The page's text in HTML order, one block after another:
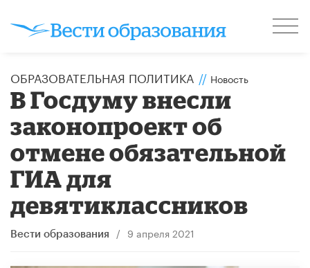
ОБРАЗОВАТЕЛЬНАЯ ПОЛИТИКА // Новость
В Госдуму внесли
законопроект об
отмене обязательной
ГИА для
девятиклассников
Вести образования / 9 апреля 2021